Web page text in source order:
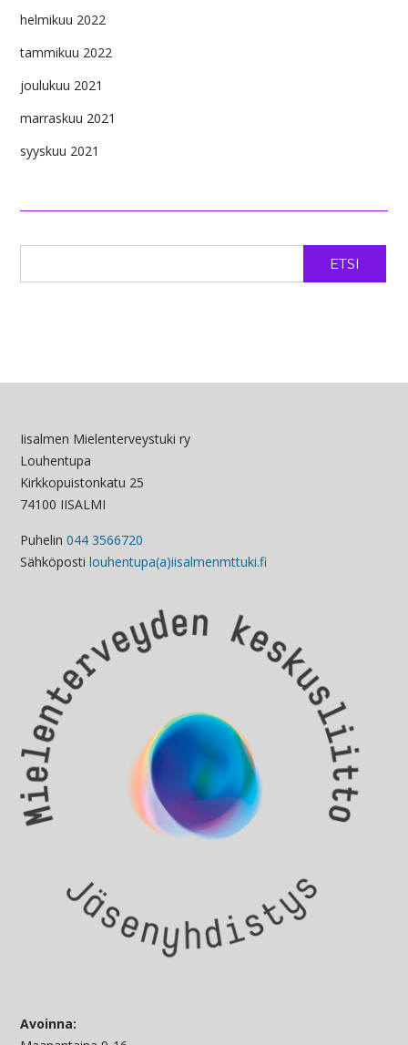
helmikuu 2022
tammikuu 2022
joulukuu 2021
marraskuu 2021
syyskuu 2021
ETSI
Iisalmen Mielenterveystuki ry
Louhentupa
Kirkkopuistonkatu 25
74100 IISALMI
Puhelin 044 3566720
Sähköposti louhentupa(a)iisalmenmttuki.fi
Avoinna: